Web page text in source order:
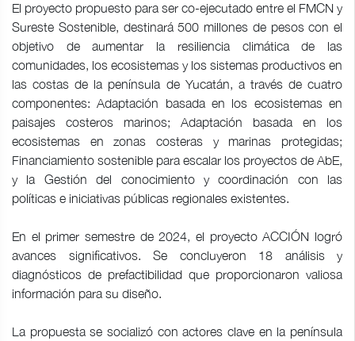
El proyecto propuesto para ser co-ejecutado entre el FMCN y
Sureste Sostenible, destinará 500 millones de pesos con el
objetivo de aumentar la resiliencia climática de las
comunidades, los ecosistemas y los sistemas productivos en
las costas de la península de Yucatán, a través de cuatro
componentes: Adaptación basada en los ecosistemas en
paisajes costeros marinos; Adaptación basada en los
ecosistemas en zonas costeras y marinas protegidas;
Financiamiento sostenible para escalar los proyectos de AbE,
y la Gestión del conocimiento y coordinación con las
políticas e iniciativas públicas regionales existentes.
En el primer semestre de 2024, el proyecto ACCIÓN logró
avances significativos. Se concluyeron 18 análisis y
diagnósticos de prefactibilidad que proporcionaron valiosa
información para su diseño.
La propuesta se socializó con actores clave en la península